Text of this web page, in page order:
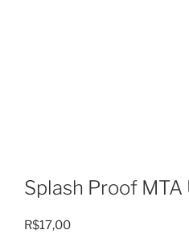
Splash Proof
R$17,00